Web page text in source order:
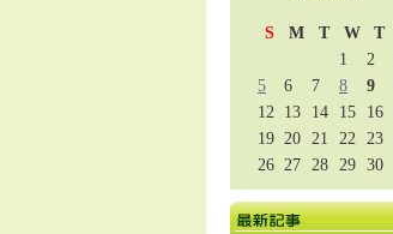
S M T W T
1
2
5
6 7 8 9
12
13 14 15 16
19 20 21 22 23
26 27 28 29 30